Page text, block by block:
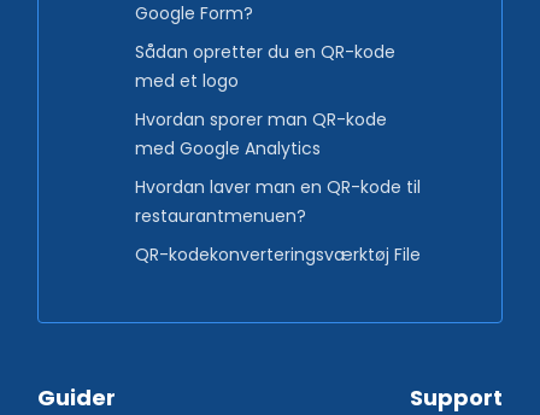
Google Form?
Sådan opretter du en QR-kode
med et logo
Hvordan sporer man QR-kode
med Google Analytics
Hvordan laver man en QR-kode til
restaurantmenuen?
QR-kodekonverteringsværktøj File
Guider Support